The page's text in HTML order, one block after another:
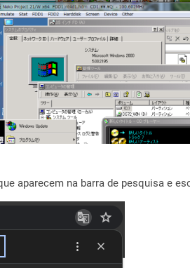
aparecem na barra de pesquisa e